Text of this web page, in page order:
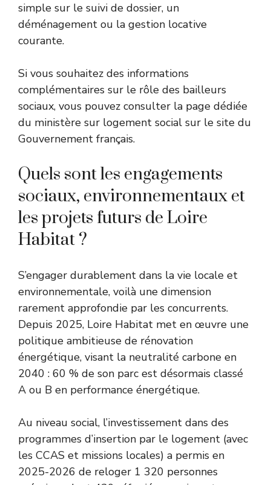
simple sur le suivi de dossier, un
déménagement ou la gestion locative
courante.
Si vous souhaitez des informations
complémentaires sur le rôle des bailleurs
sociaux, vous pouvez consulter la page dédiée
du ministère sur logement social sur le site du
Gouvernement français.
Quels sont les engagements
sociaux, environnementaux et
les projets futurs de Loire
Habitat ?
S’engager durablement dans la vie locale et
environnementale, voilà une dimension
rarement approfondie par les concurrents.
Depuis 2025, Loire Habitat met en œuvre une
politique ambitieuse de rénovation
énergétique, visant la neutralité carbone en
2040 : 60 % de son parc est désormais classé
A ou B en performance énergétique.
Au niveau social, l’investissement dans des
programmes d’insertion par le logement (avec
les CCAS et missions locales) a permis en
2025-2026 de reloger 1 320 personnes